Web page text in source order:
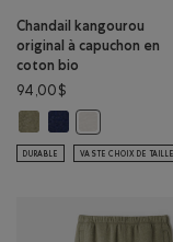
Chandail kangourou
original à capuchon en
coton bio
94,00$
Chandail kangourou
Chandail
DURABLE VASTE CHOIX DE